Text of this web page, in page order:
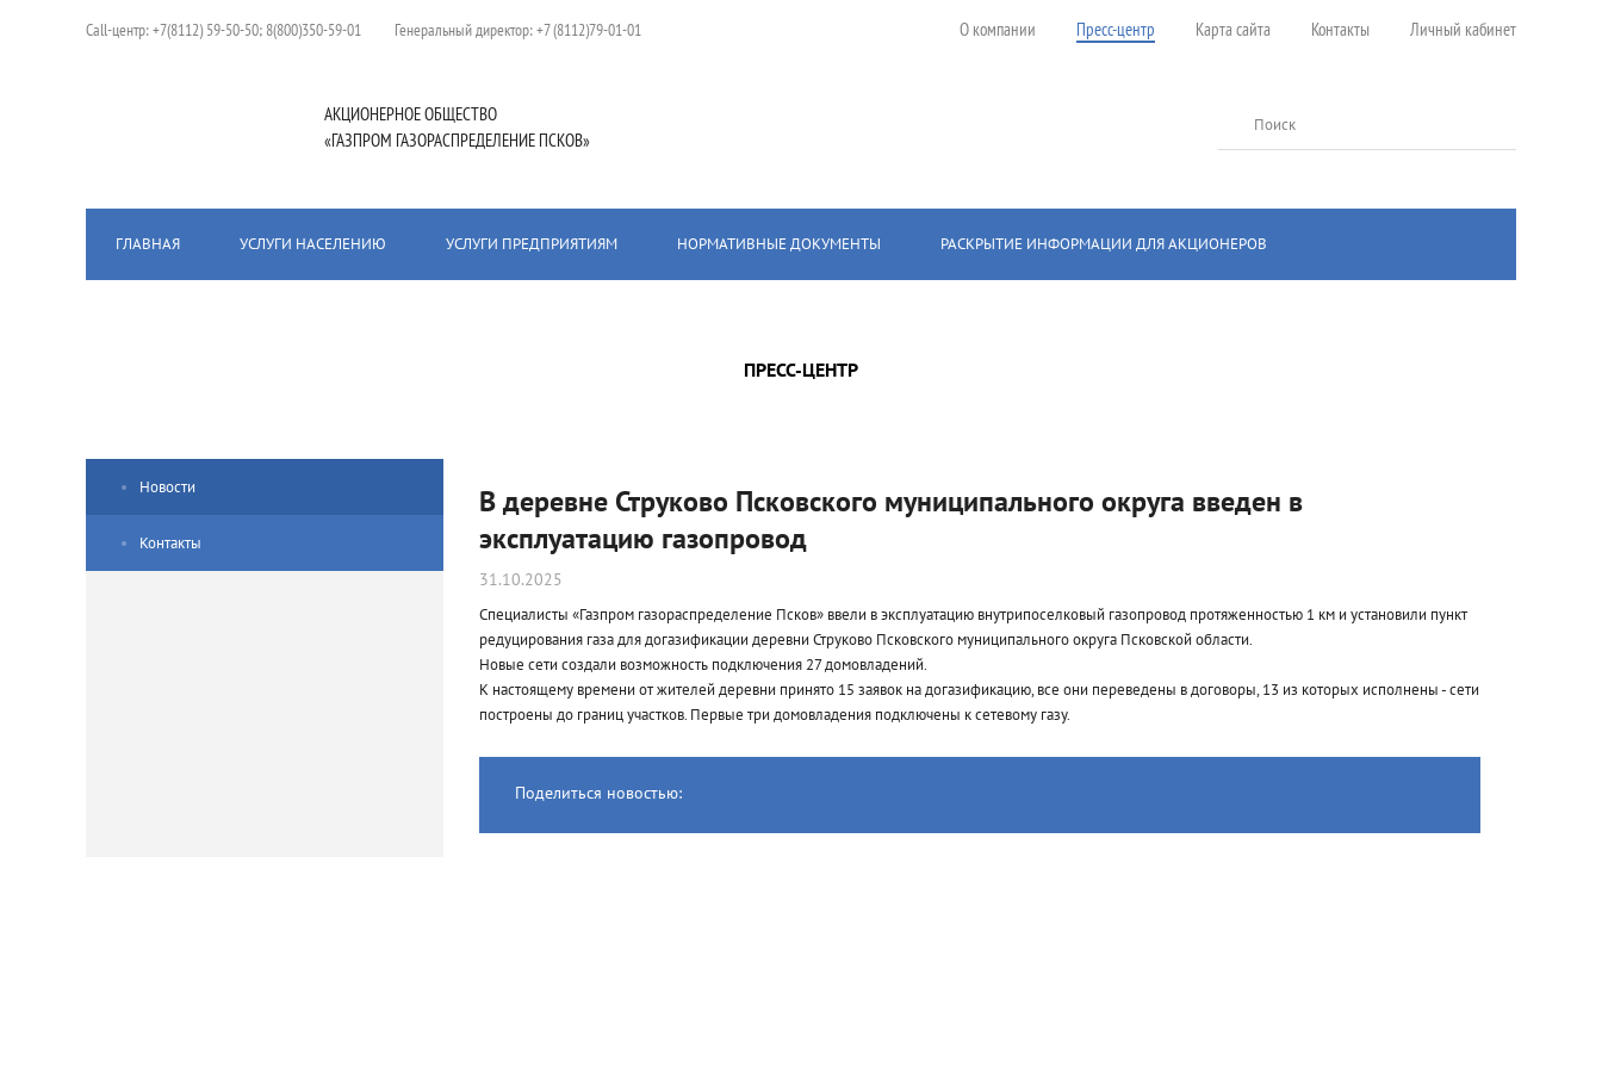
Сall-центр:+7(8112) 59-50-50; 8(800)350-59-01 Генеральный директор:+7 (8112)79-01-01 О компании Пресс-центр Карта сайта Контакты Личный кабинет
АКЦИОНЕРНОЕ ОБЩЕСТВО
«ГАЗПРОМ ГАЗОРАСПРЕДЕЛЕНИЕ ПСКОВ»
Поиск
ГЛАВНАЯ УСЛУГИ НАСЕЛЕНИЮ УСЛУГИ ПРЕДПРИЯТИЯМ НОРМАТИВНЫЕ ДОКУМЕНТЫ РАСКРЫТИЕ ИНФОРМАЦИИ ДЛЯ АКЦИОНЕРОВ
ПРЕСС-ЦЕНТР
Новости
Контакты
В деревне Струково Псковского муниципального округа введен в
эксплуатацию газопровод
31.10.2025
Специалисты «Газпром газораспределение Псков» ввели в эксплуатацию внутрипоселковый газопровод протяженностью 1 км и установили пункт
редуцирования газа для догазификации деревни Струково Псковского муниципального округа Псковской области.
Новые сети создали возможность подключения 27 домовладений.
К настоящему времени от жителей деревни принято 15 заявок на догазификацию, все они переведены в договоры, 13 из которых исполнены - сети
построены до границ участков. Первые три домовладения подключены к сетевому газу.
Поделиться новостью: